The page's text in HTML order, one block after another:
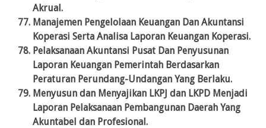
Akrual.
Manajemen Pengelolaan Keuangan Dan Akuntansi
Koperasi Serta Analisa Laporan Keuangan Koperasi.
Pelaksanaan Akuntansi Pusat Dan Penyusunan
Laporan Keuangan Pemerintah Berdasarkan
Peraturan Perundang-Undangan Yang Berlaku.
Menyusun dan Menyajikan LKPJ dan LKPD Menjadi
Laporan Pelaksanaan Pembangunan Daerah Yang
Akuntabel dan Profesional.